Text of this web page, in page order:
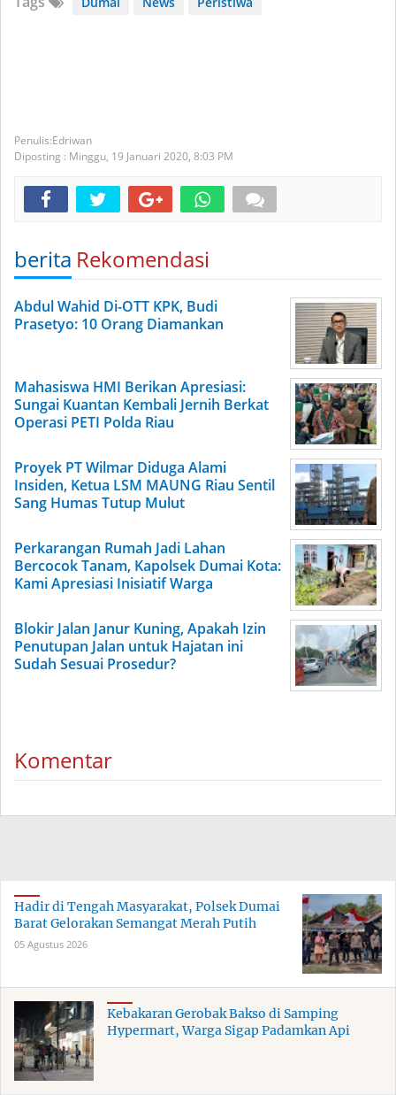
Edriwan
Diposting : Minggu, 19 Januari 2020, 8:03 PM
berita Rekomendasi
Abdul Wahid Di-OTT KPK, Budi
Prasetyo: 10 Orang Diamankan
Mahasiswa HMI Berikan Apresiasi:
Sungai Kuantan Kembali Jernih Berkat
Operasi PETI Polda Riau
Proyek PT Wilmar Diduga Alami
Insiden, Ketua LSM MAUNG Riau Sentil
Sang Humas Tutup Mulut
Perkarangan Rumah Jadi Lahan
Bercocok Tanam, Kapolsek Dumai Kota:
Kami Apresiasi Inisiatif Warga
Blokir Jalan Janur Kuning, Apakah Izin
Penutupan Jalan untuk Hajatan ini
Sudah Sesuai Prosedur?
Komentar
Hadir di Tengah Masyarakat, Polsek Dumai
Barat Gelorakan Semangat Merah Putih
05 Agustus 2026
Kebakaran Gerobak Bakso di Samping
Hypermart, Warga Sigap Padamkan Api